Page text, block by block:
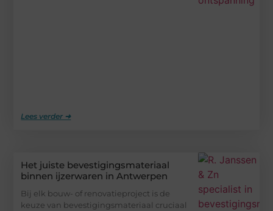
Lees verder ➜
Het juiste bevestigingsmateriaal
binnen ijzerwaren in Antwerpen
Bij elk bouw- of renovatieproject is de
keuze van bevestigingsmateriaal cruciaal